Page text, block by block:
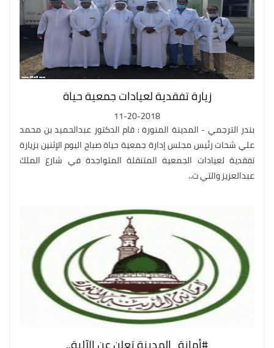
زيارة تفقدية لعيادات جمعية حياة
11-20-2018
بندر الترجمي - المدينة المنورة : قام الدكتور عبدالحميد بن محمد
علي شحات رئيس مجلس إدارة جمعية حياة صباح اليوم الإثنين بزيارة
تفقدية لعيادات الجمعية المتنقلة المتواجدة في شارع الملك
عبدالعزيز والتي ت..